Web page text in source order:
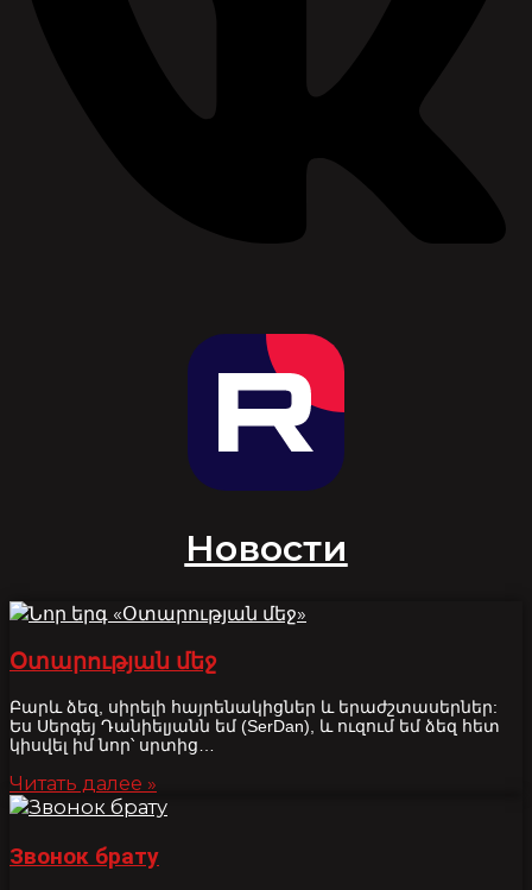
Новости
Օտարության մեջ
Բարև ձեզ, սիրելի հայրենակիցներ և երաժշտասերներ:
Ես Սերգեյ Դանիելյանն եմ (SerDan), և ուզում եմ ձեզ հետ
կիսվել իմ նոր՝ սրտից…
Читать далее »
Звонок брату